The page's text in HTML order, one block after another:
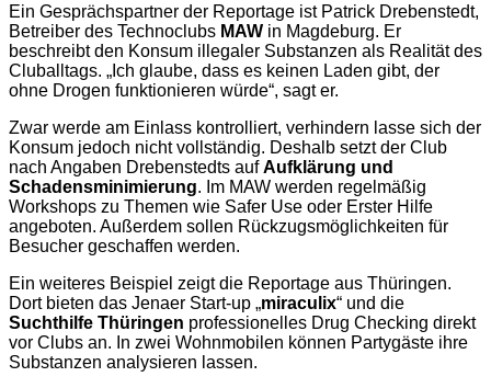
Ein Gesprächspartner der Reportage ist Patrick Drebenstedt,
Betreiber des Technoclubs MAW in Magdeburg. Er
beschreibt den Konsum illegaler Substanzen als Realität des
Cluballtags. „Ich glaube, dass es keinen Laden gibt, der
ohne Drogen funktionieren würde“, sagt er.
Zwar werde am Einlass kontrolliert, verhindern lasse sich der
Konsum jedoch nicht vollständig. Deshalb setzt der Club
nach Angaben Drebenstedts aufAufklärung und
Schadensminimierung. Im MAW werden regelmäßig
Workshops zu Themen wie Safer Use oder Erster Hilfe
angeboten. Außerdem sollen Rückzugsmöglichkeiten für
Besucher geschaffen werden.
Ein weiteres Beispiel zeigt die Reportage aus Thüringen.
Dort bieten das Jenaer Start-up „miraculix“ und die
Suchthilfe Thüringen professionelles Drug Checking direkt
vor Clubs an. In zwei Wohnmobilen können Partygäste ihre
Substanzen analysieren lassen.